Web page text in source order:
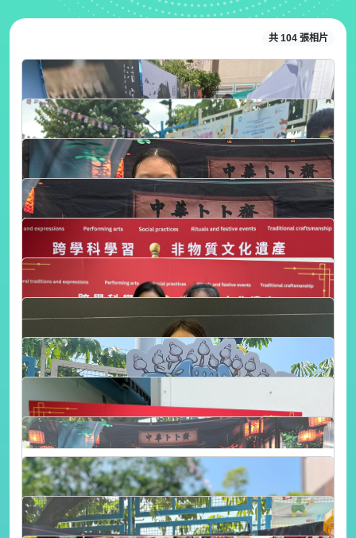
共 104 張相片